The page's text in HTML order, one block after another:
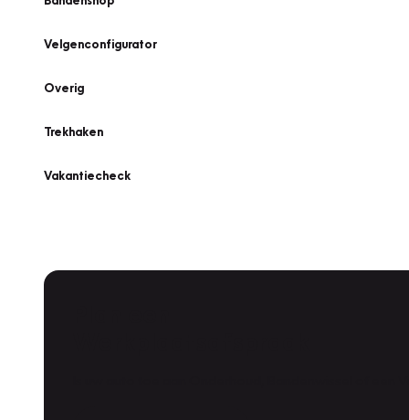
Velgenconfigurator
Overig
Trekhaken
Vakantiecheck